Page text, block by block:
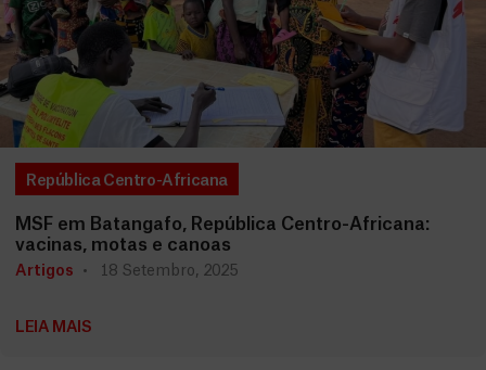
República Centro-Africana
MSF em Batangafo, República Centro-Africana:
vacinas, motas e canoas
Artigos 18 Setembro, 2025
LEIA MAIS